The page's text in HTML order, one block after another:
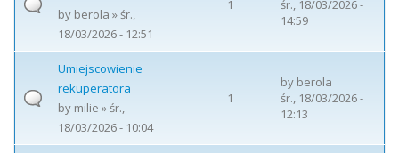
by berola » śr.,
18/03/2026 - 12:51
1
śr., 18/03/2026 -
14:59
Umiejscowienie
rekuperatora
by milie » śr.,
18/03/2026 - 10:04
1
by berola
śr., 18/03/2026 -
12:13